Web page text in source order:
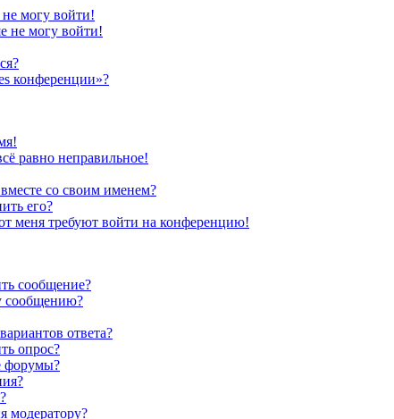
не могу войти!
не могу войти!
конференции»?
равно неправильное!
со своим именем?
его?
меня требуют войти на конференцию!
сообщение?
сообщению?
ответа?
опрос?
форумы?
модератору?